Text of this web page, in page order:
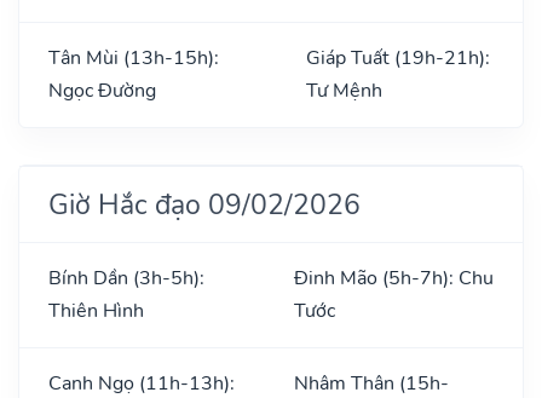
Tân Mùi (13h-15h):
Ngọc Đường
Giáp Tuất (19h-21h):
Tư Mệnh
Giờ Hắc đạo 09/02/2026
Bính Dần (3h-5h):
Thiên Hình
Đinh Mão (5h-7h): Chu
Tước
Canh Ngọ (11h-13h):
Nhâm Thân (15h-